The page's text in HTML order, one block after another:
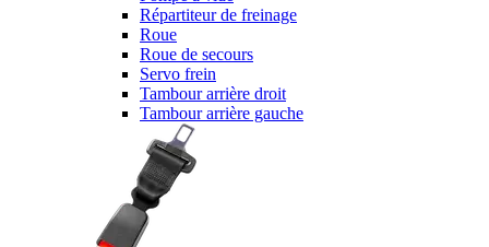
Répartiteur de freinage
Roue
Roue de secours
Servo frein
Tambour arrière droit
Tambour arrière gauche